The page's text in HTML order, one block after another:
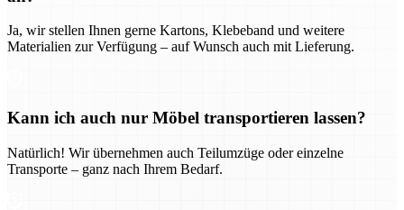
Ja, wir stellen Ihnen gerne Kartons, Klebeband und weitere
Materialien zur Verfügung – auf Wunsch auch mit Lieferung.
Kann ich auch nur Möbel transportieren lassen?
Natürlich! Wir übernehmen auch Teilumzüge oder einzelne
Transporte – ganz nach Ihrem Bedarf.